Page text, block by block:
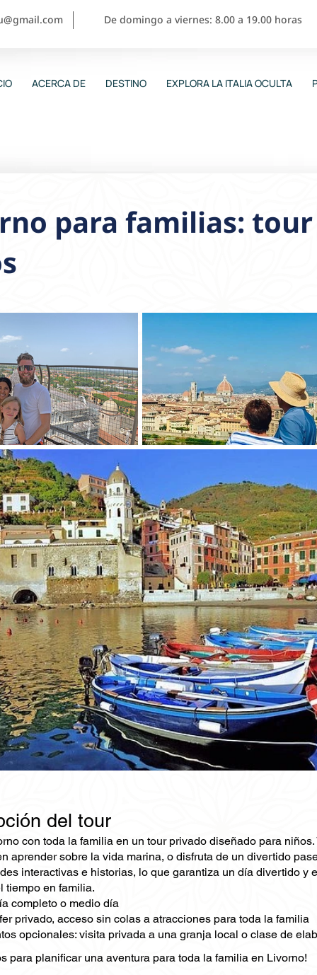
De domingo a viernes: 8.00 a 19.00 horas
ACERCA DE DESTINO EXPLORA LA ITALIA OCULTA
para familias:
del tour
con toda la familia en un tour privado diseñado para
aprender sobre la vida marina, o disfruta de un divertido
interactivas e historias, lo que garantiza un día divertido
tiempo en familia.
completo o medio día
privado, acceso sin colas a atracciones para toda la familia
opcionales: visita privada a una granja local o clase de
para planificar una aventura para toda la familia en Livorno!